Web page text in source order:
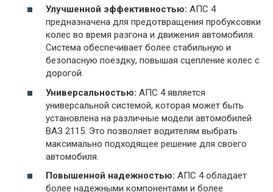
Улучшенной эффективностью: АПС 4
предназначена для предотвращения пробуксовки
колес во время разгона и движения автомобиля.
Система обеспечивает более стабильную и
безопасную поездку, повышая сцепление колес с
дорогой.
Универсальностью: АПС 4 является
универсальной системой, которая может быть
установлена на различные модели автомобилей
ВАЗ 2115. Это позволяет водителям выбрать
максимально подходящее решение для своего
автомобиля.
Повышенной надежностью: АПС 4 обладает
более надежными компонентами и более